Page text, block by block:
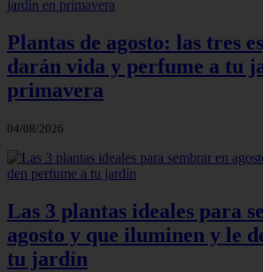
Plantas de agosto: las tres
darán vida y perfume a tu
primavera
04/08/2026
Las 3 plantas ideales para
agosto y que iluminen y le
tu jardín